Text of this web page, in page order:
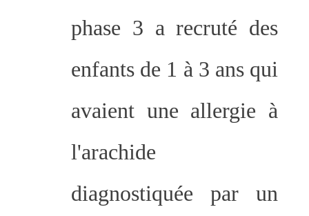
phase 3 a recruté des
enfants de 1 à 3 ans qui
avaient une allergie à
l'arachide
diagnostiquée par un